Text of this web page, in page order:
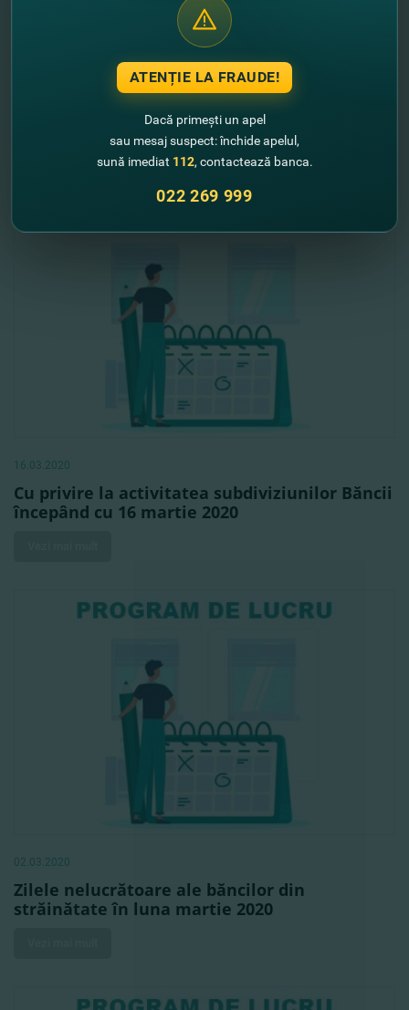
Cu privire la amânarea pâna la 31 mai 2020
plăţilor la creditele acordate persoanelor
16.03.2020
Cu privire la activitatea subdiviziunilor Băncii
începând cu 16 martie 2020
02.03.2020
Zilele nelucrătoare ale băncilor din
străinătate în luna martie 2020
ATENȚIE LA FRAUDE!
Dacă primești un apel
sau mesaj suspect: închide apelul,
sună imediat 112, contactează banca.
022 269 999